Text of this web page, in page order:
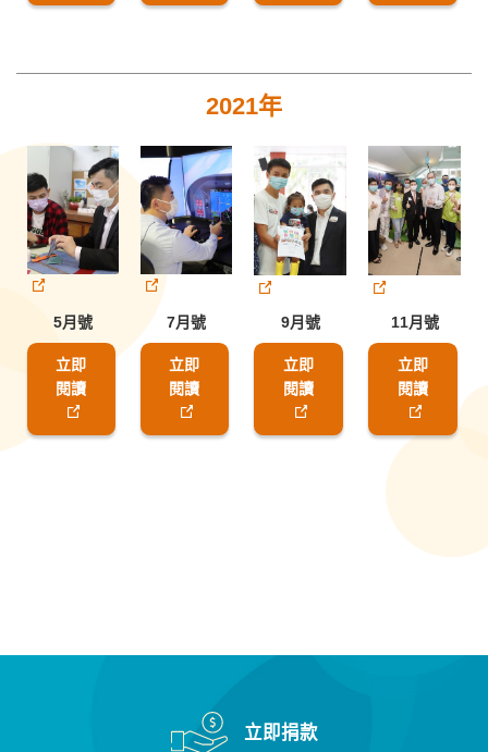
2021年
5月號
立即
閱讀
7月號
立即
閱讀
9月號
立即
閱讀
11月號
立即
閱讀
立即捐款